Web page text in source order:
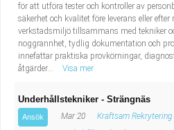
för att utföra tester och kontroller av
säkerhet och kvalitet före leverans eller
verkstadsmiljö tillsammans med tekniker
noggrannhet, tydlig dokumentation och
innefattar praktiska provkörningar,
åtgärder...
Visa mer
Underhållstekniker - Strängnäs
Ansök Mar 20
Kraftsam Rekrytering